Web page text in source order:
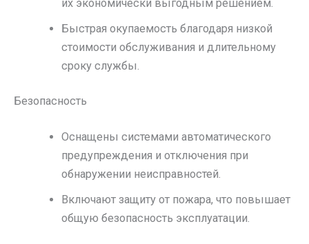
их экономически выгодным решением.
Быстрая окупаемость благодаря низкой
стоимости обслуживания и длительному
сроку службы.
Безопасность
Оснащены системами автоматического
предупреждения и отключения при
обнаружении неисправностей.
Включают защиту от пожара, что повышает
общую безопасность эксплуатации.